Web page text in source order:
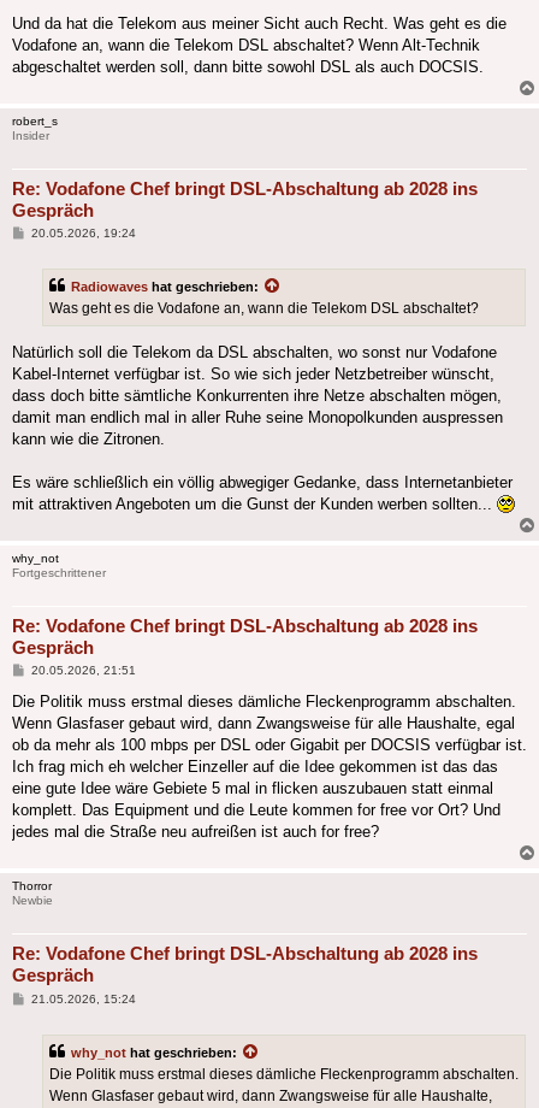
Und da hat die Telekom aus meiner Sicht auch Recht. Was geht es die
Vodafone an, wann die Telekom DSL abschaltet? Wenn Alt-Technik
abgeschaltet werden soll, dann bitte sowohl DSL als auch DOCSIS.
robert_s
Insider
Re: Vodafone Chef bringt DSL-Abschaltung ab 2028 ins
Gespräch
Beitrag
20.05.2026, 19:24
Radiowaves hat geschrieben:
Was geht es die Vodafone an, wann die Telekom DSL abschaltet?
Natürlich soll die Telekom da DSL abschalten, wo sonst nur Vodafone
Kabel-Internet verfügbar ist. So wie sich jeder Netzbetreiber wünscht,
dass doch bitte sämtliche Konkurrenten ihre Netze abschalten mögen,
damit man endlich mal in aller Ruhe seine Monopolkunden auspressen
kann wie die Zitronen.
Es wäre schließlich ein völlig abwegiger Gedanke, dass Internetanbieter
mit attraktiven Angeboten um die Gunst der Kunden werben sollten...
why_not
Fortgeschrittener
Re: Vodafone Chef bringt DSL-Abschaltung ab 2028 ins
Gespräch
Beitrag
20.05.2026, 21:51
Die Politik muss erstmal dieses dämliche Fleckenprogramm abschalten.
Wenn Glasfaser gebaut wird, dann Zwangsweise für alle Haushalte, egal
ob da mehr als 100 mbps per DSL oder Gigabit per DOCSIS verfügbar ist.
Ich frag mich eh welcher Einzeller auf die Idee gekommen ist das das
eine gute Idee wäre Gebiete 5 mal in flicken auszubauen statt einmal
komplett. Das Equipment und die Leute kommen for free vor Ort? Und
jedes mal die Straße neu aufreißen ist auch for free?
Thorror
Newbie
Re: Vodafone Chef bringt DSL-Abschaltung ab 2028 ins
Gespräch
Beitrag
21.05.2026, 15:24
why_not hat geschrieben:
Die Politik muss erstmal dieses dämliche Fleckenprogramm abschalten.
Wenn Glasfaser gebaut wird, dann Zwangsweise für alle Haushalte,